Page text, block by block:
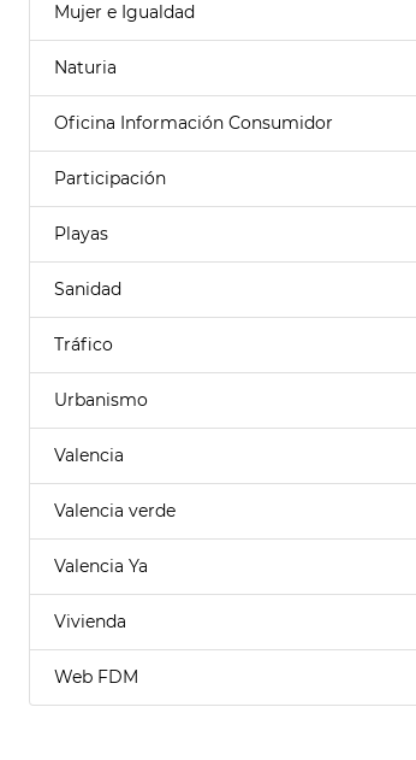
Mujer e Igualdad
Naturia
Oficina Información Consumidor
Participación
Playas
Sanidad
Tráfico
Urbanismo
Valencia
Valencia verde
Valencia Ya
Vivienda
Web FDM